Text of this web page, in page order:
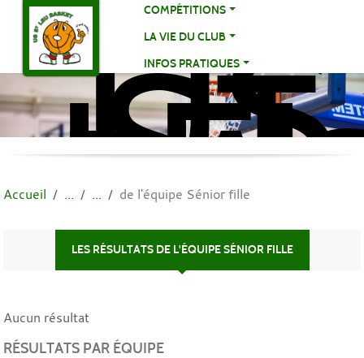
COMPÉTITIONS
LA VIE DU CLUB
INFOS PRATIQUES
US
ST
Accueil de l'équipe Sénior fille
LES RÉSULTATS DE L'ÉQUIPE SÉNIOR FILLE
Aucun résultat
RÉSULTATS PAR ÉQUIPE
Panneau de gestion des cookies